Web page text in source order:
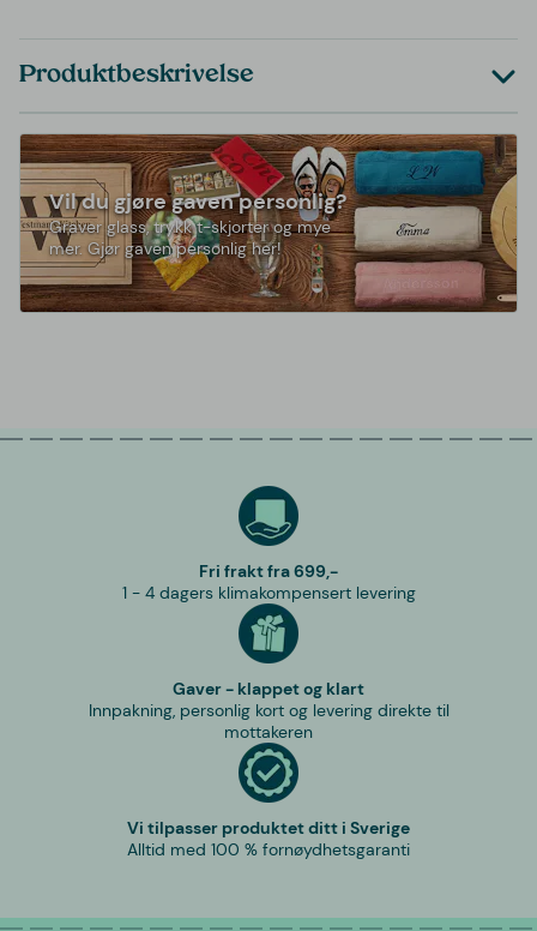
Produktbeskrivelse
Vil du gjøre gaven personlig?
Graver glass, trykk t-skjorter og mye
mer. Gjør gaven personlig her!
Fri frakt fra 699,-
1 - 4 dagers klimakompensert levering
Gaver - klappet og klart
Innpakning, personlig kort og levering direkte til
mottakeren
Vi tilpasser produktet ditt i Sverige
Alltid med 100 % fornøydhetsgaranti